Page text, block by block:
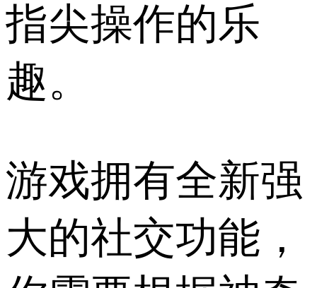
指尖操作的乐
趣。
游戏拥有全新强
大的社交功能，